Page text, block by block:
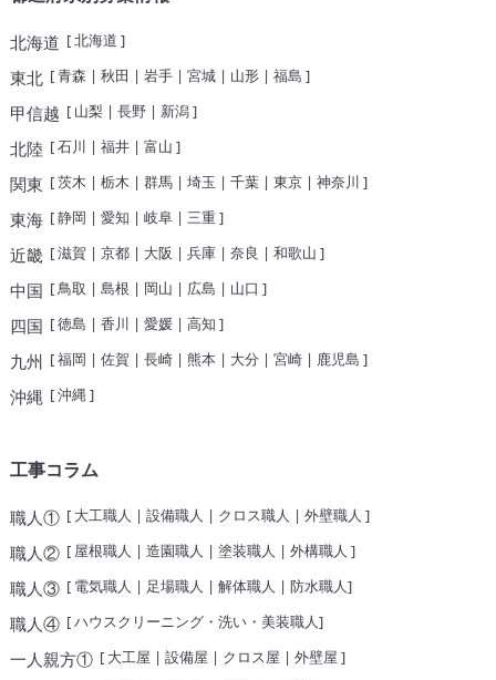
北海道 [北海道 ]
東北 [青森 | 秋田 | 岩手| 宮城| 山形| 福島 ]
甲信越 [ 山梨 | 長野| 新潟]
北陸 [石川 | 福井| 富山 ]
関東 [茨木 | 栃木 | 群馬| 埼玉 | 千葉| 東京| 神奈川 ]
東海[静岡 | 愛知 | 岐阜| 三重]
近畿[滋賀 | 京都| 大阪 | 兵庫| 奈良 | 和歌山 ]
中国 [鳥取 | 島根 | 岡山 | 広島 | 山口 ]
四国 [徳島 | 香川 | 愛媛| 高知 ]
九州 [福岡 | 佐賀 | 長崎| 熊本| 大分 | 宮崎| 鹿児島 ]
沖縄 [沖縄]
工事コラム
職人①[ 大工職人 | 設備職人 | クロス職人 | 外壁職人 ]
職人②[ 屋根職人 | 造園職人 | 塗装職人 | 外構職人 ]
職人③[ 電気職人 | 足場職人 | 解体職人 | 防水職人]
職人④[ハウスクリーニング・洗い・美装職人]
一人親方①[ 大工屋 | 設備屋 | クロス屋 | 外壁屋 ]